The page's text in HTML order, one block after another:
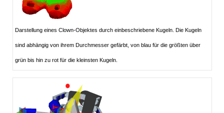
Darstellung eines Clown-Objektes durch einbeschriebene Kugeln. Die Kugeln
sind abhängig von ihrem Durchmesser gefärbt, von blau für die größten über
grün bis hin zu rot für die kleinsten Kugeln.